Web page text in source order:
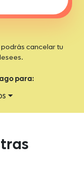
podrás cancelar tu
para: